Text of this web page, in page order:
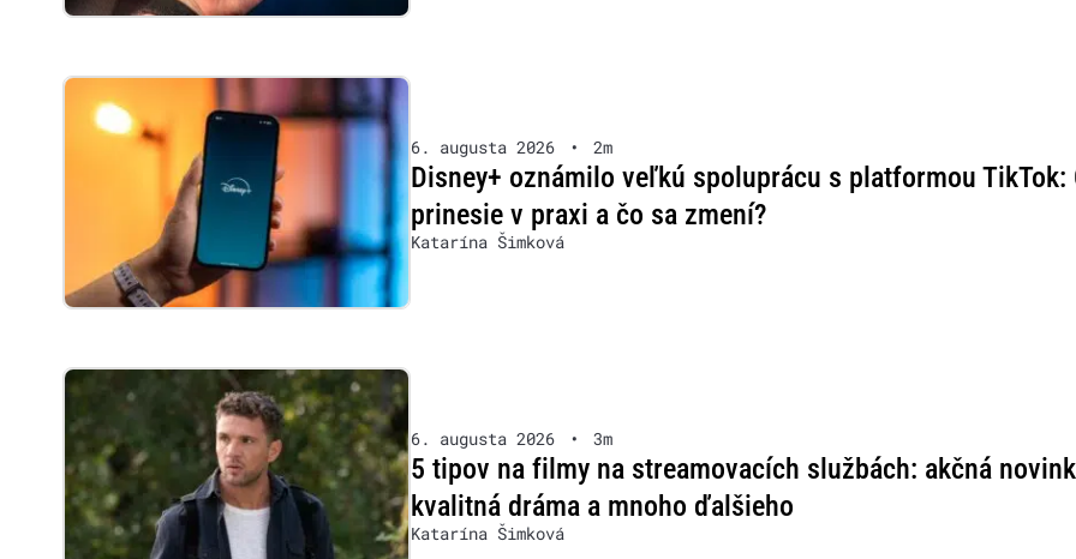
6. augusta 2026 • 2m
Disney+ oznámilo veľkú spoluprácu s platformou TikTok:
prinesie v praxi a čo sa zmení?
Katarína Šimková
6. augusta 2026 • 3m
5 tipov na filmy na streamovacích službách: akčná
kvalitná dráma a mnoho ďalšieho
Katarína Šimková